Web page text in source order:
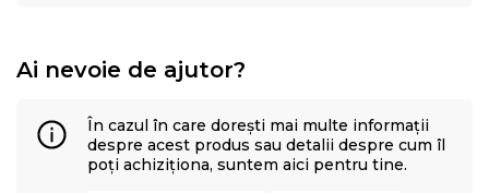
Ai nevoie de ajutor?
În cazul în care dorești mai multe informații
despre acest produs sau detalii despre cum îl
poți achiziționa, suntem aici pentru tine.